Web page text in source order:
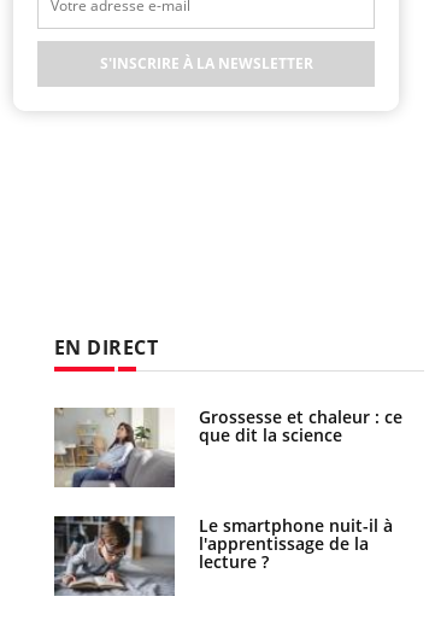
EN DIRECT
Grossesse et chaleur : ce
que dit la science
Le smartphone nuit-il à
l'apprentissage de la
lecture ?
Mordue par un barracuda,
une petite fille secourue
grâce à un réflexe essentiel
Légionellose en Suisse :
quelle est l’origine de la
contamination ?
S'INSCRIRE À LA NEWSLETTER